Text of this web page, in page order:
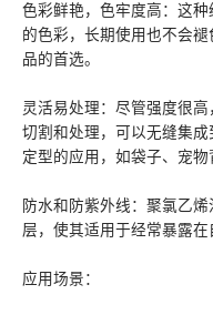
色彩鲜艳，色牢度高：这
的色彩，长期使用也不会
品的首选。
灵活易处理：尽管强度很
切割和处理，可以无缝集成
定型的应用，如袋子、宠物
防水和防紫外线：聚氯乙
层，使其适用于经常暴露在
应用场景：